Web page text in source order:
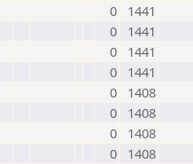
0
1441
0
1441
0
1441
0
1441
0
1408
0
1408
0
1408
0
1408